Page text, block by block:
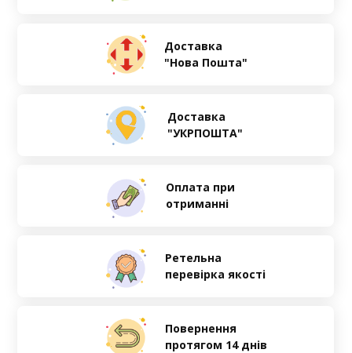
Оплата при
отриманні
Ретельна
перевірка якості
Доставка
"Нова Пошта"
Доставка
"УКРПОШТА"
Повернення
протягом 14 днів